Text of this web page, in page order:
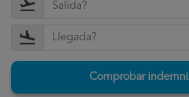
Comprobar